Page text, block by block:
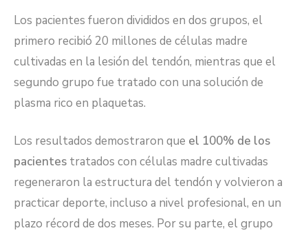
Los pacientes fueron divididos en dos grupos, el
primero recibió 20 millones de células madre
cultivadas en la lesión del tendón, mientras que el
segundo grupo fue tratado con una solución de
plasma rico en plaquetas.
Los resultados demostraron que el 100% de los
pacientes tratados con células madre cultivadas
regeneraron la estructura del tendón y volvieron a
practicar deporte, incluso a nivel profesional, en un
plazo récord de dos meses. Por su parte, el grupo